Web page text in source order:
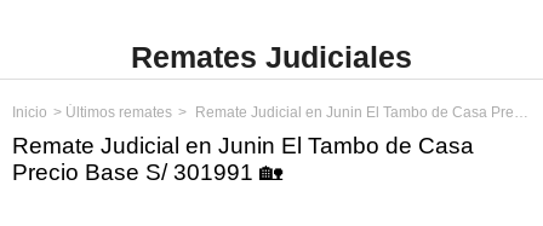
Remates Judiciales
Inicio Últimos remates Remate Judicial en Junin El Tambo de Casa Precio Base S/ 301991
Remate Judicial en Junin El Tambo de Casa
Precio Base S/ 301991 🏡